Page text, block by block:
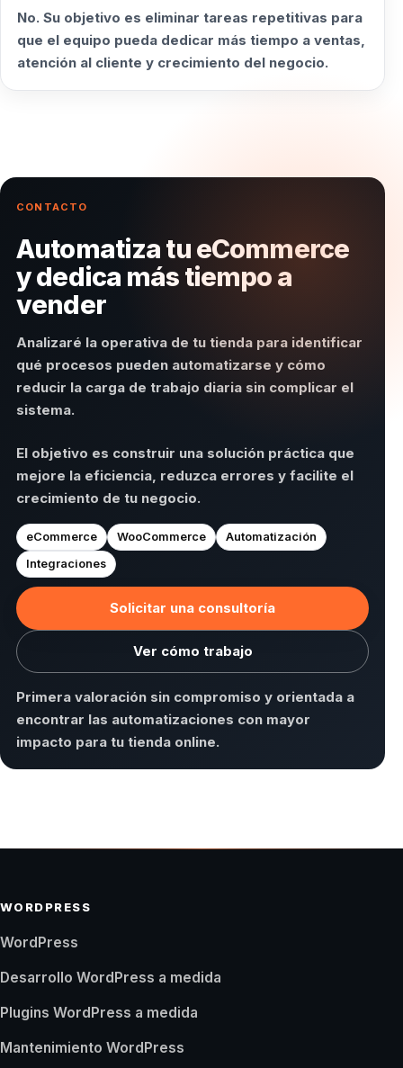
No. Su objetivo es eliminar tareas repetitivas para
que el equipo pueda dedicar más tiempo a ventas,
atención al cliente y crecimiento del negocio.
CONTACTO
Automatiza tu eCommerce
y dedica más tiempo a
vender
Analizaré la operativa de tu tienda para identificar
qué procesos pueden automatizarse y cómo
reducir la carga de trabajo diaria sin complicar el
sistema.
El objetivo es construir una solución práctica que
mejore la eficiencia, reduzca errores y facilite el
crecimiento de tu negocio.
eCommerce WooCommerce
Automatización
Integraciones
Solicitar una consultoría
Ver cómo trabajo
Primera valoración sin compromiso y orientada a
encontrar las automatizaciones con mayor
impacto para tu tienda online.
WORDPRESS
WordPress
Desarrollo WordPress a medida
Plugins WordPress a medida
Mantenimiento WordPress